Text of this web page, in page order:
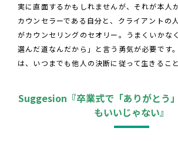
実に直面するかもしれませんが、それが本人
カウンセラーである自分と、クライアントの
がカウンセリングのセオリー。うまくいかな
選んだ道なんだから」と言う勇気が必要です
は、いつまでも他人の決断に従って生きるこ
Suggesion『卒業式で「ありがとう
もいいじゃない』